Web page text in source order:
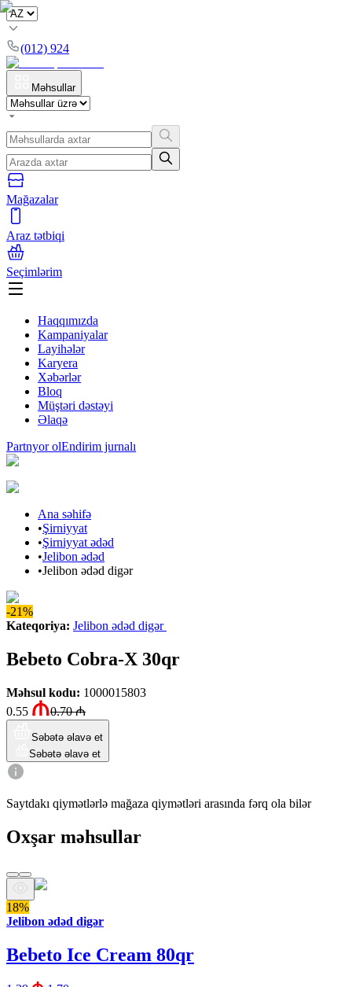
(012) 924
Məhsullar
Mağazalar
Araz tətbiqi
Seçimlərim
Haqqımızda
Kampaniyalar
Layihələr
Karyera
Xəbərlər
Bloq
Müştəri dəstəyi
Əlaqə
Partnyor olEndirim jurnalı
Ana səhifə
•Şirniyyat
•Şirniyyat ədəd
•Jelibon ədəd
•Jelibon ədəd digər
-21%
Kateqoriya: Jelibon ədəd digər
Bebeto Cobra-X 30qr
Məhsul kodu: 1000015803
0.55
0.70₼
Səbətə əlavə et
Səbətə əlavə et
Saytdakı qiymətlərlə mağaza qiymətləri arasında fərq ola bilər
Oxşar məhsullar
18%
Jelibon ədəd digər
Bebeto Ice Cream 80qr